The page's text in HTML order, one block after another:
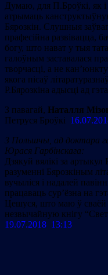
Думаю, для П.Броўкі, як
атрымаць
Бярозкін. Слушныя
прафесійна развівацца,
богу, што нават у тыя
галоўным заставалася
творчасці, а не
якога пісаў
Р.Бярозкіна адысці ад
З павагай, Наталля
Петруся Броўкі
З Польшчы, ад доктара
Юрася Гарбінскага:
Дзякуй вялікі за
разуменні Бярозкіным
вучыліся і надалей
працаваць сур’ёзна на
Цешуся, што маю ў сваёй
незвычайную кнігу
19.07.2018 13:13